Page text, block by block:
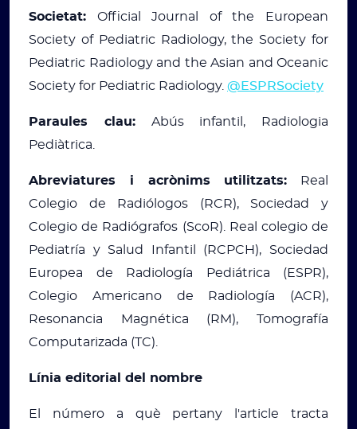
Societat: Official Journal of the European
Society of Pediatric Radiology, the Society for
Pediatric Radiology and the Asian and Oceanic
Society for Pediatric Radiology. @ESPRSociety
Paraules clau:Abús infantil, Radiologia
Pediàtrica.
Abreviatures i acrònims utilitzats: Real
Colegio de Radiólogos (RCR), Sociedad y
Colegio de Radiógrafos (ScoR). Real colegio de
Pediatría y Salud Infantil (RCPCH), Sociedad
Europea de Radiología Pediátrica (ESPR),
Colegio Americano de Radiología (ACR),
Resonancia Magnética (RM), Tomografía
Computarizada (TC).
Línia editorial del nombre
El número a què pertany l'article tracta